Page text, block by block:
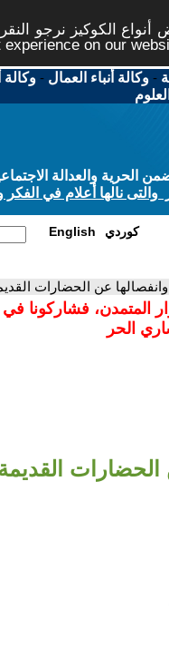
الكوكيز نرجو
on our
-وكالة أنباء العمال -وكالة
والعدالة
نالها أعلام في الفكر
English كوردي
وانفصالها عن الحضارات
المتمدن، فشاركونا
الحر
الحضارات